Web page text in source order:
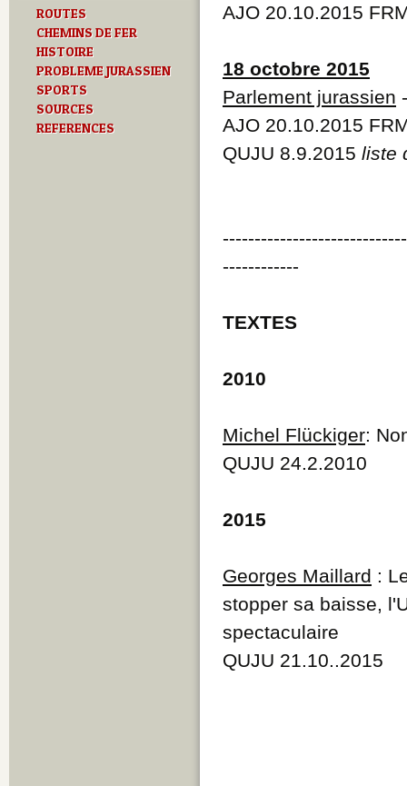
ROUTES
CHEMINS DE FER
HISTOIRE
PROBLEME JURASSIEN
SPORTS
SOURCES
REFERENCES
AJO 20.10.2015
18 octobre 2015
Parlement jurassien
AJO 20.10.2015
QUJU 8.9.2015 liste
------------
TEXTES
2010
Michel Flückiger:
QUJU 24.2.2010
2015
Georges Maillard :
stopper sa baisse,
spectaculaire
QUJU 21.10..2015